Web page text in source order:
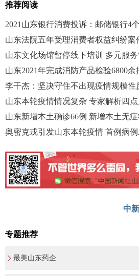
推荐阅读
2021山东银行消费投诉：邮储银行4
山东法院五年受理消费者权益纠纷案
山东文化场馆暂停线下培训 多元服务
山东2021年完成消防产品检验6800余
李干杰：坚决守住不出现疫情规模性
山东本轮疫情情况复杂 专家解析四点
山东新增本土确诊66例 新增本土无
奥密克戎引发山东本轮疫情 首例病
中
专题推荐
最美山东药企